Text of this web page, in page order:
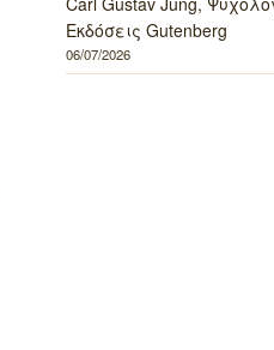
Εκδόσεις Gutenberg
06/07/2026